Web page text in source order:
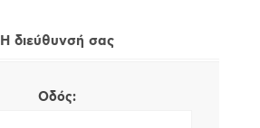
Η διεύθυνσή σας
Οδός: